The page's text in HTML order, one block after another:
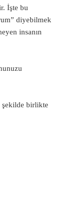
İşte bu
diyebilmek
insanın
birlikte